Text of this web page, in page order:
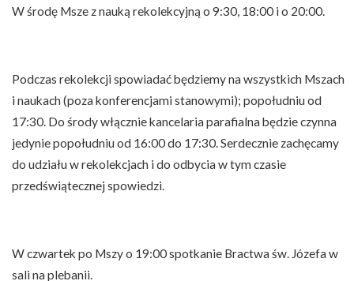
W środę Msze z nauką rekolekcyjną o 9:30, 18:00 i o 20:00.
Podczas rekolekcji spowiadać będziemy na wszystkich Mszach
i naukach (poza konferencjami stanowymi); popołudniu od
17:30. Do środy włącznie kancelaria parafialna będzie czynna
jedynie popołudniu od 16:00 do 17:30. Serdecznie zachęcamy
do udziału w rekolekcjach i do odbycia w tym czasie
przedświątecznej spowiedzi.
W czwartek po Mszy o 19:00 spotkanie Bractwa św. Józefa w
sali na plebanii.